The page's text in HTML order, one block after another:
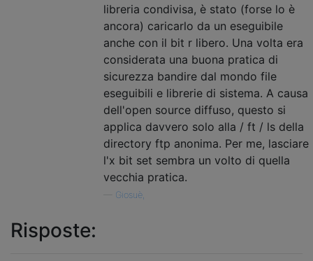
libreria condivisa, è stato (forse lo è
ancora) caricarlo da un eseguibile
anche con il bit r libero. Una volta era
considerata una buona pratica di
sicurezza bandire dal mondo file
eseguibili e librerie di sistema. A causa
dell'open source diffuso, questo si
applica davvero solo alla / ft / ls della
directory ftp anonima. Per me, lasciare
l'x bit set sembra un volto di quella
vecchia pratica.
Giosuè,
Risposte: